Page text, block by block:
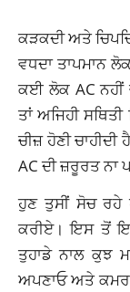
ਕੜਕਦੀ ਅਤੇ
ਵਧਦਾ ਤਾਪਮਾਨ
ਕਈ ਲੋਕ AC ਨਹੀਂ
ਤਾਂ ਅਜਿਹੀ
ਚੀਜ਼ ਹੋਣੀ
AC ਦੀ ਜ਼ਰੂਰਤ ਨਾ
ਹੁਣ ਤੁਸੀਂ ਸੋਚ ਰਹੇ
ਕਰੀਏ। ਇਸ ਤੋਂ
ਤੁਹਾਡੇ ਨਾਲ ਕੁਝ
ਅਪਣਾਓ ਅਤੇ ਕਮਰਾ